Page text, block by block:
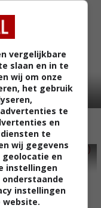
6,0 (1995)
vergelijkbare
slaan en in te
wij om onze
het gebruik
te
en
te
wij gegevens
geolocatie en
instellingen
instellingen
website.